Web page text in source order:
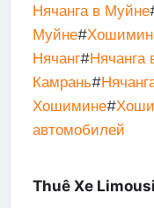
Нячанга в Муйне
Муйне#
Нячанг#Нячанга
Камрань#
Хошимине#
автомобилей
Thuê Xe